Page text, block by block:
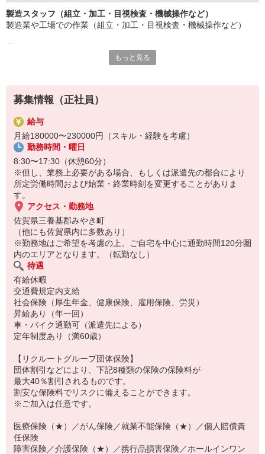
長く働きたい――
製造業で正社員としてキャリアを築きたい方、ぜひご応募くださ
製造スタッフ（組立・加工・目視検査・機械操作など）
製造業や工場での作業（組立・加工・目視検査・機械操作など）
製品に不備がないか目視チェック
複雑な作業や力仕事はほとんどなく覚えやすいものばかり！
未経験の方もすぐに慣れていただけると思います。
※当社（株）テクノ・サービスに正社員採用の上で、派遣就業先事
業所へ派遣となります。
もっと見る
募集情報（正社員）
給与
月給180000〜230000円（スキル・経験を考慮）
勤務時間・曜日
8:30〜17:30（休憩60分）
※但し、業務上必要がある場合、もしくは派遣先の都合により
所定労働時間および始業・終業時刻を変更することがありま
す。
アクセス・勤務地
佐賀県三養基郡みやき町
（他にも佐賀県内に多数あり）
※勤務地はご希望を考慮の上、ご自宅を中心に通勤時間120分圏
内のエリアとなります。（転勤なし）
待遇
有給休暇
交通費規定内支給
社会保険（厚生年金、健康保険、雇用保険、労災）
昇給あり（年一回）
車・バイク通勤可（派遣先による）
定年制度あり（満60歳）
【リクルートグループ団体保険】
団体割引などにより、下記8種類の保険の保険料が
最大40％割引されるものです。
割安な保険料でリスクに備えることができます。
※ご加入は任意です。
医療保険（★）／がん保険／就業不能保険（★）／個人賠償責
任保険
障害保険／介護保険（★）／携行品損害保険／ホールインワン